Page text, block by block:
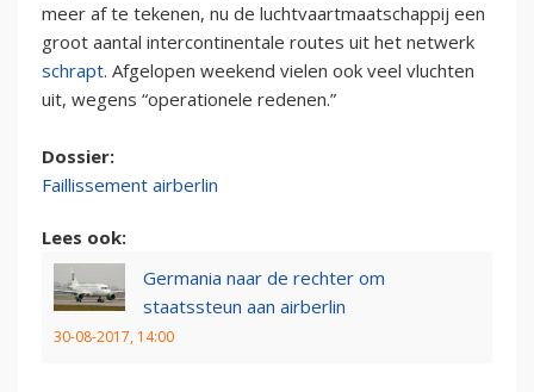
meer af te tekenen, nu de luchtvaartmaatschappij een
groot aantal intercontinentale routes uit het netwerk
schrapt. Afgelopen weekend vielen ook veel vluchten
uit, wegens “operationele redenen.”
Dossier:
Faillissement airberlin
Lees ook:
Germania naar de rechter om
staatssteun aan airberlin
30-08-2017, 14:00